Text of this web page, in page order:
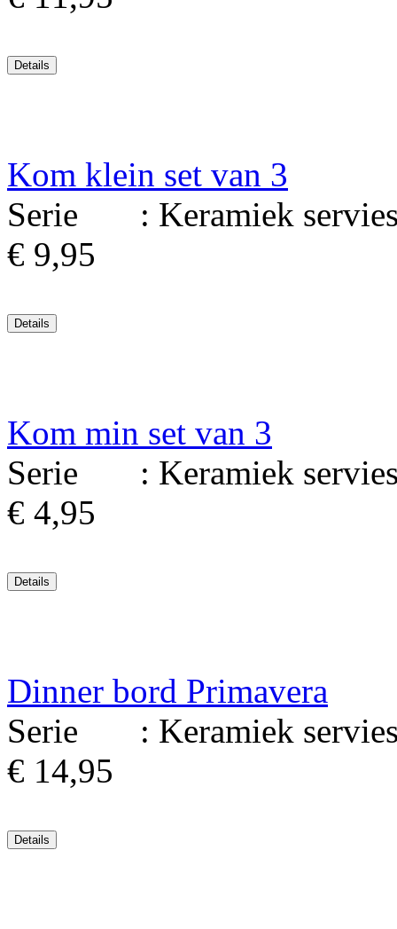
Kom klein set van 3
Serie : Keramiek
€ 9,95
Kom min set van 3
Serie : Keramiek
€ 4,95
Dinner bord Primavera
Serie : Keramiek
€ 14,95